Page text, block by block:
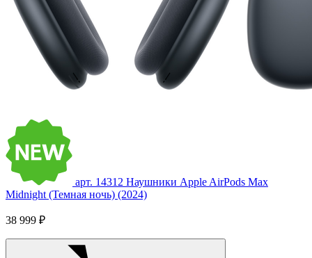
арт. 14312 Наушники Apple AirPods Max
Midnight (Темная ночь) (2024)
38 999 ₽